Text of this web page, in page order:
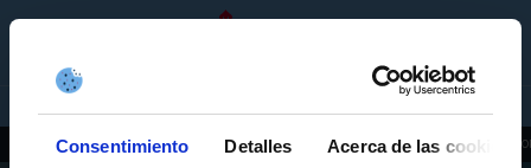
Consentimiento Detalles Acerca de las cookies
ACTUALIDAD INSTALACIONES HISTORIA PATROCINADORES IMAGEN